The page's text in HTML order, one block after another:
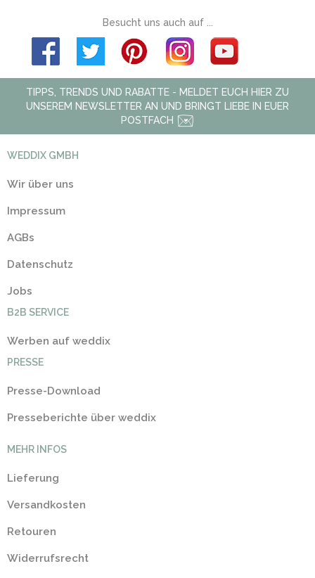
Besucht uns auch auf ...
TIPPS, TRENDS UND RABATTE - MELDET EUCH HIER ZU
UNSEREM NEWSLETTER AN UND BRINGT LIEBE IN EUER
POSTFACH
WEDDIX GMBH
Wir über uns
Impressum
AGBs
Datenschutz
Jobs
B2B SERVICE
Werben auf weddix
PRESSE
Presse-Download
Presseberichte über weddix
MEHR INFOS
Lieferung
Versandkosten
Retouren
Widerrufsrecht